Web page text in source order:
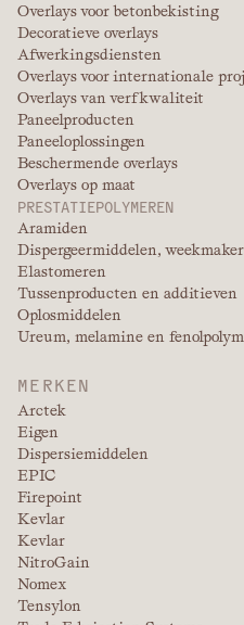
Overlays voor betonbekisting
Decoratieve overlays
Afwerkingsdiensten
Overlays voor internationale
Overlays van verfkwaliteit
Paneelproducten
Paneeloplossingen
Beschermende overlays
Overlays op maat
PRESTATIEPOLYMEREN
Aramiden
Dispergeermiddelen,
Elastomeren
Tussenproducten en additieven
Oplosmiddelen
Ureum, melamine en
MERKEN
Arctek
Eigen
Dispersiemiddelen
EPIC
Firepoint
Kevlar
Kevlar
NitroGain
Nomex
Tensylon